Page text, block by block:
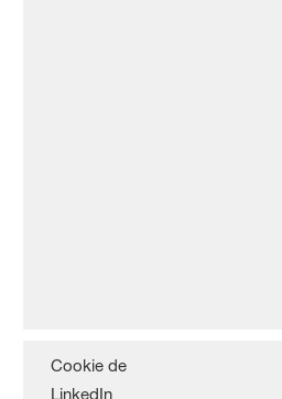
Cookie de
LinkedIn